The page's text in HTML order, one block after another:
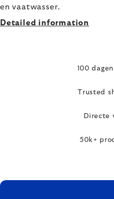
en vaatwasser.
Detailed information
100
Trusted
Directe
50k+
FOOTER